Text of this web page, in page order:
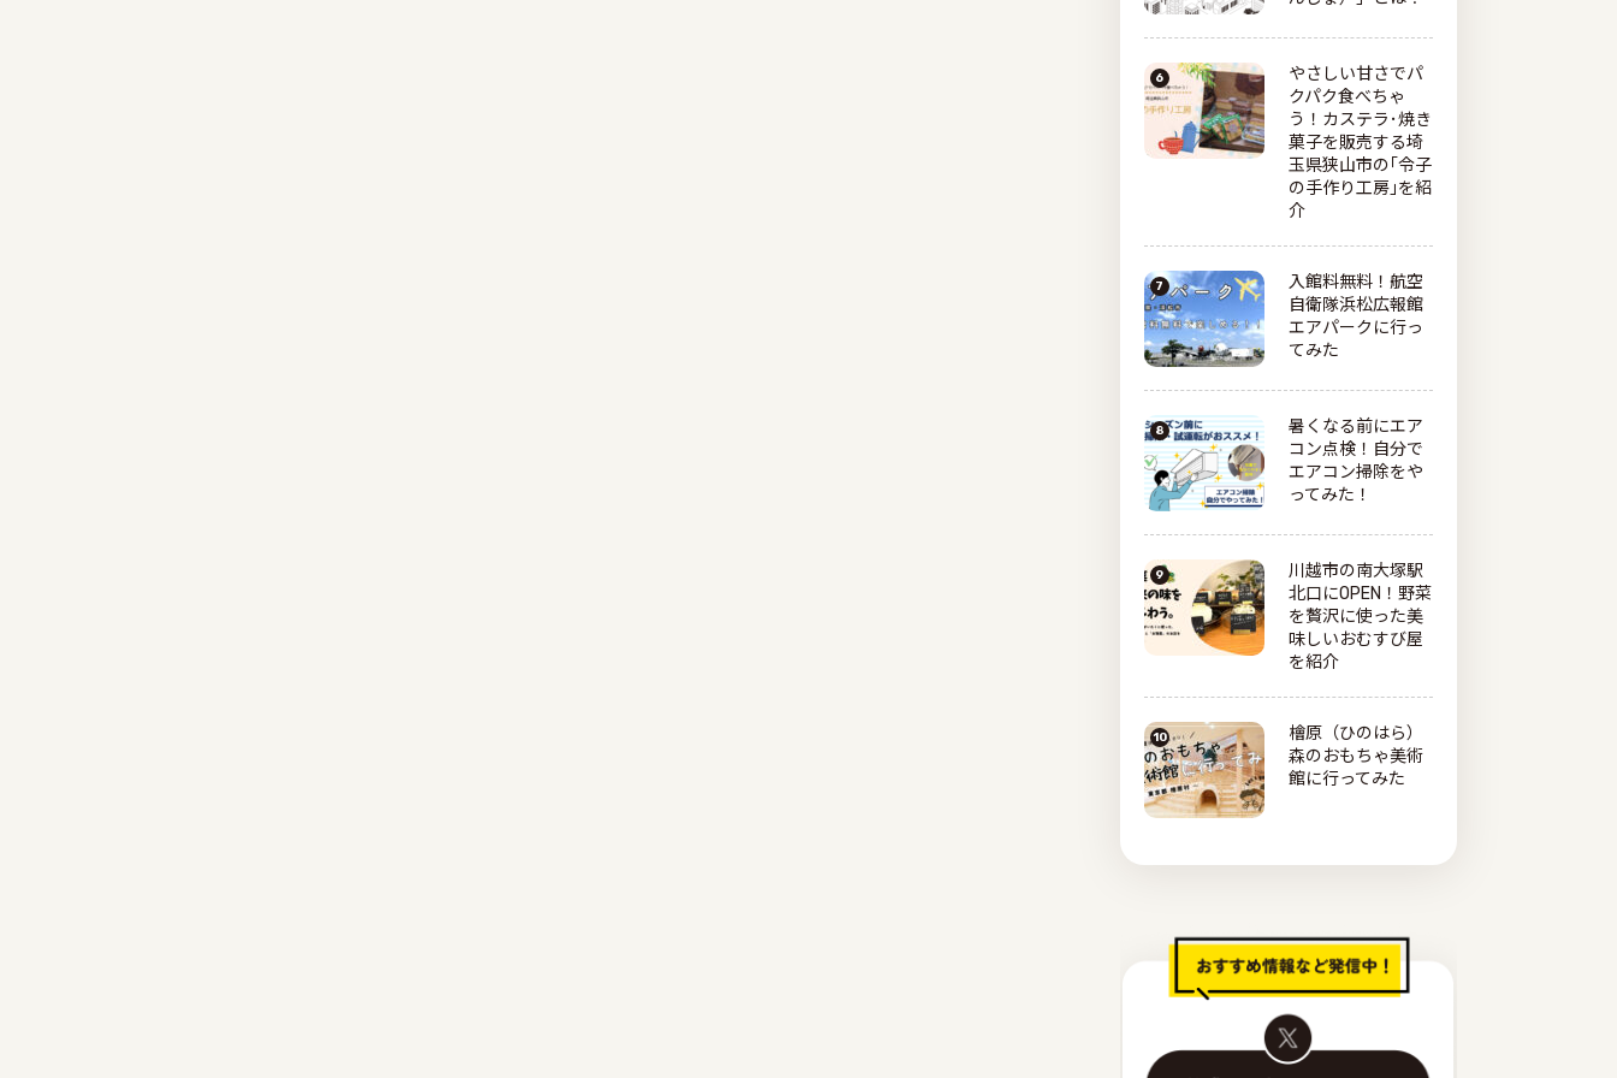
やさしい甘さでパ
クパク食べちゃ
う！カステラ･焼き
菓子を販売する埼
玉県狭山市の｢令子
の手作り工房｣を紹
介
入館料無料！航空
自衛隊浜松広報館
エアパークに行っ
てみた
暑くなる前にエア
コン点検！自分で
エアコン掃除をや
ってみた！
川越市の南大塚駅
北口にOPEN！野菜
を贅沢に使った美
味しいおむすび屋
を紹介
檜原（ひのはら）
森のおもちゃ美術
館に行ってみた